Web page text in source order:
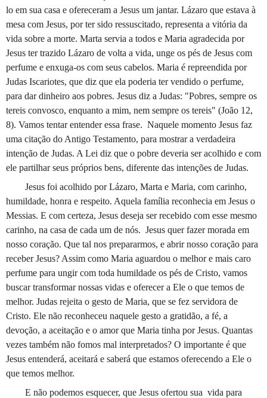
lo em sua casa e ofereceram a Jesus um jantar. Lázaro que estava à
mesa com Jesus, por ter sido ressuscitado, representa a vitória da
vida sobre a morte. Marta servia a todos e Maria agradecida por
Jesus ter trazido Lázaro de volta a vida, unge os pés de Jesus com
perfume e enxuga-os com seus cabelos. Maria é repreendida por
Judas Iscariotes, que diz que ela poderia ter vendido o perfume,
para dar dinheiro aos pobres. Jesus diz a Judas: "Pobres, sempre os
tereis convosco, enquanto a mim, nem sempre os tereis" (João 12,
8). Vamos tentar entender essa frase. Naquele momento Jesus faz
uma citação do Antigo Testamento, para mostrar a verdadeira
intenção de Judas. A Lei diz que o pobre deveria ser acolhido e com
ele partilhar seus próprios bens, diferente das intenções de Judas.
Jesus foi acolhido por Lázaro, Marta e Maria, com carinho,
humildade, honra e respeito. Aquela família reconhecia em Jesus o
Messias. E com certeza, Jesus deseja ser recebido com esse mesmo
carinho, na casa de cada um de nós. Jesus quer fazer morada em
nosso coração. Que tal nos prepararmos, e abrir nosso coração para
receber Jesus? Assim como Maria aguardou o melhor e mais caro
perfume para ungir com toda humildade os pés de Cristo, vamos
buscar transformar nossas vidas e oferecer a Ele o que temos de
melhor. Judas rejeita o gesto de Maria, que se fez servidora de
Cristo. Ele não reconheceu naquele gesto a gratidão, a fé, a
devoção, a aceitação e o amor que Maria tinha por Jesus. Quantas
vezes também não fomos mal interpretados? O importante é que
Jesus entenderá, aceitará e saberá que estamos oferecendo a Ele o
que temos melhor.
E não podemos esquecer, que Jesus ofertou sua vida para